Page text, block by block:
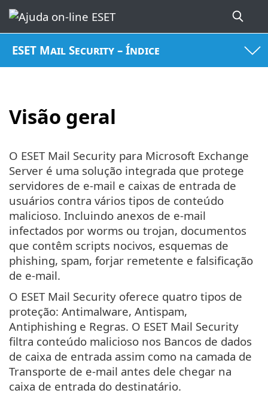
ESET Mail Security – Índice
Visão geral
O ESET Mail Security para Microsoft Exchange
Server é uma solução integrada que protege
servidores de e-mail e caixas de entrada de
usuários contra vários tipos de conteúdo
malicioso. Incluindo anexos de e-mail
infectados por worms ou trojan, documentos
que contêm scripts nocivos, esquemas de
phishing, spam, forjar remetente e falsificação
de e-mail.
O ESET Mail Security oferece quatro tipos de
proteção: Antimalware, Antispam,
Antiphishing e Regras. O ESET Mail Security
filtra conteúdo malicioso nos Bancos de dados
de caixa de entrada assim como na camada de
Transporte de e-mail antes dele chegar na
caixa de entrada do destinatário.